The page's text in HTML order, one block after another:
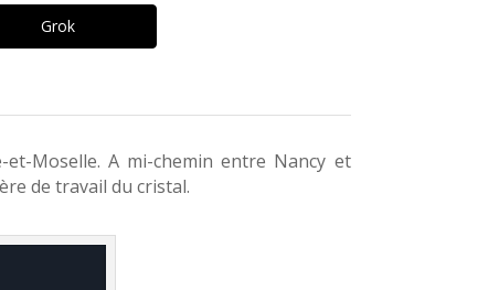
Grok
Moselle. A mi-chemin entre Nancy et
de travail du cristal.